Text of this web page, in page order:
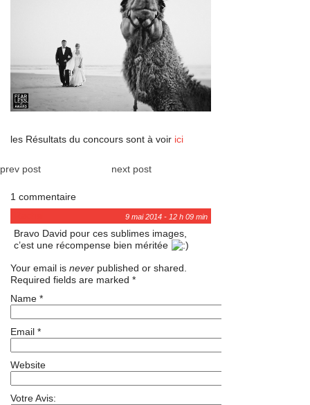
les Résultats du concours sont à voir ici
prev post next post
1 commentaire
9 mai 2014 - 12 h 09 min
Bravo David pour ces sublimes images,
c’est une récompense bien méritée
Your email is never published or shared.
Required fields are marked *
Name *
Email *
Website
Votre Avis: